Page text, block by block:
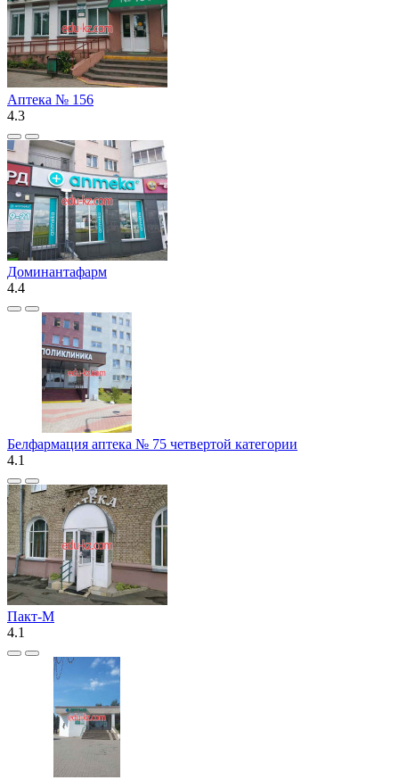
Аптека № 156
4.3
Доминантафарм
4.4
Белфармация аптека № 75 четвертой категории
4.1
Пакт-М
4.1